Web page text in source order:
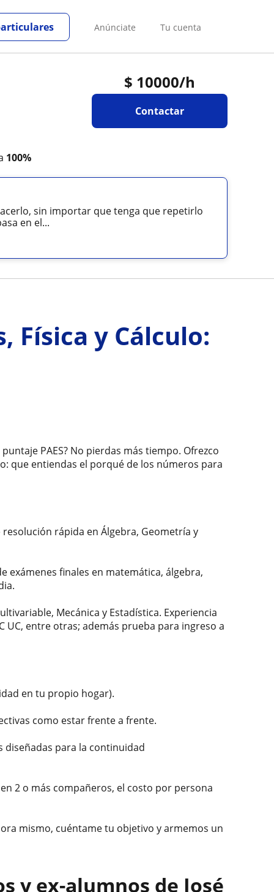
Anúnciate Tu cuenta
$ 10000/h
Contactar
100%
sin importar que tenga que repetirlo
en el...
Física y Cálculo:
PAES? No pierdas más tiempo. Ofrezco
que entiendas el porqué de los números para
resolución rápida en Álgebra, Geometría y
exámenes finales en matemática, álgebra,
Mecánica y Estadística. Experiencia
UC, entre otras; además prueba para ingreso a
en tu propio hogar).
como estar frente a frente.
diseñadas para la continuidad
2 o más compañeros, el costo por persona
mismo, cuéntame tu objetivo y armemos un
y ex-alumnos de José